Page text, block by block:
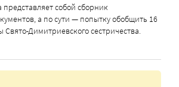
собой сборник
а по сути — попытку обобщить 16
Димитриевского сестричества.